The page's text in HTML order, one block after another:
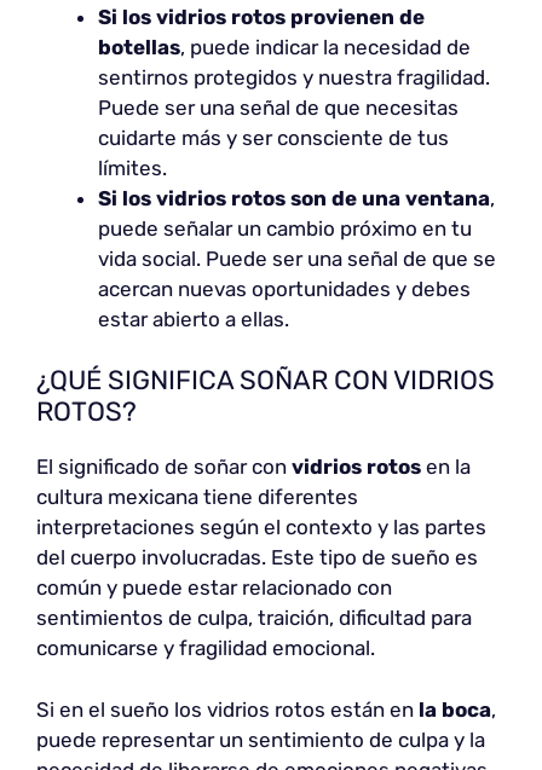
Si los vidrios rotos provienen de
botellas, puede indicar la necesidad de
sentirnos protegidos y nuestra fragilidad.
Puede ser una señal de que necesitas
cuidarte más y ser consciente de tus
límites.
Si los vidrios rotos son de una ventana,
puede señalar un cambio próximo en tu
vida social. Puede ser una señal de que se
acercan nuevas oportunidades y debes
estar abierto a ellas.
¿QUÉ SIGNIFICA SOÑAR CON VIDRIOS
ROTOS?
El significado de soñar con vidrios rotos en la
cultura mexicana tiene diferentes
interpretaciones según el contexto y las partes
del cuerpo involucradas. Este tipo de sueño es
común y puede estar relacionado con
sentimientos de culpa, traición, dificultad para
comunicarse y fragilidad emocional.
Si en el sueño los vidrios rotos están en la boca,
puede representar un sentimiento de culpa y la